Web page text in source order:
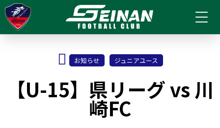
お知らせ ジュニアユース
【U-15】県リーグ vs 川
崎FC